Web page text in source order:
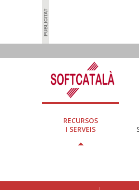
RECURSOS
I SERVEIS